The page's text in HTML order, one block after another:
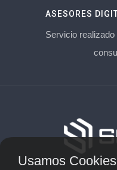
ASESORES
Servicio
Usamos